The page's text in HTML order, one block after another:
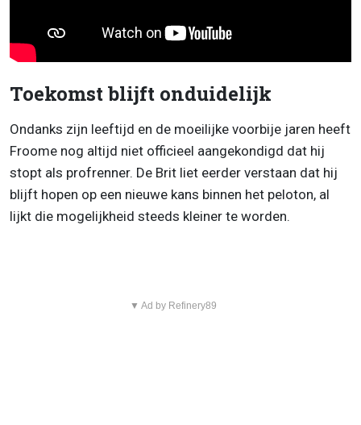
Toekomst blijft onduidelijk
Ondanks zijn leeftijd en de moeilijke voorbije jaren heeft
Froome nog altijd niet officieel aangekondigd dat hij
stopt als profrenner. De Brit liet eerder verstaan dat hij
blijft hopen op een nieuwe kans binnen het peloton, al
lijkt die mogelijkheid steeds kleiner te worden.
▼ Ad by Refinery89